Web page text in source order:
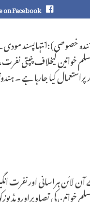
on Facebook
خصوصی):انتہاپسند
خواتین کیخلاف پنپتی
کیا جارہا ہے ۔
لائن ہراسانی اورنفرت